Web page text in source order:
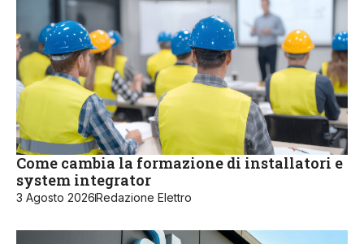
Come cambia la formazione di installatori e
system integrator
3 Agosto 2026Redazione Elettro